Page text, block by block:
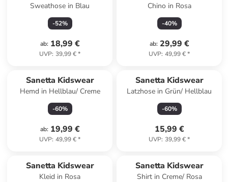
Sweathose in Blau
-52%
ab: 18,99 €
UVP: 39,99 €*
Chino in Rosa
-40%
ab: 29,99 €
UVP: 49,99 €*
Sanetta Kidswear
Hemd in Hellblau/ Creme
-60%
ab: 19,99 €
UVP: 49,99 €*
Sanetta Kidswear
Latzhose in Grün/ Hellblau
-60%
15,99 €
UVP: 39,99 €*
Sanetta Kidswear
Kleid in Rosa
Sanetta Kidswear
Shirt in Creme/ Rosa